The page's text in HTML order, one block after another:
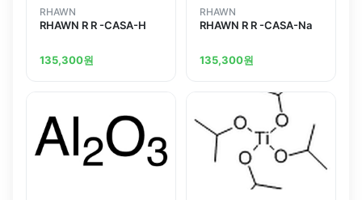
RHAWN
RHAWN R R -CASA-H
135,300원
RHAWN
RHAWN R R -CASA-Na
135,300원